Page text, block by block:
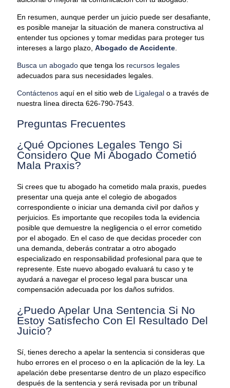
En resumen, aunque perder un juicio puede ser desafiante,
es posible manejar la situación de manera constructiva al
entender tus opciones y tomar medidas para proteger tus
intereses a largo plazo, Abogado de Accidente
Busca un abogado que tenga los recursos legales
adecuados para sus necesidades legales.
Contáctenos aquí en el sitio web de Ligalegal o a través de
nuestra línea directa 626-790-7543.
Preguntas Frecuentes
¿Qué Opciones Legales Tengo Si
Considero Que Mi Abogado Cometió
Mala Praxis?
Si crees que tu abogado ha cometido mala praxis, puedes
presentar una queja ante el colegio de abogados
correspondiente o iniciar una demanda civil por daños y
perjuicios. Es importante que recopiles toda la evidencia
posible que demuestre la negligencia o el error cometido
por el abogado. En el caso de que decidas proceder con
una demanda, deberás contratar a otro abogado
especializado en responsabilidad profesional para que te
represente. Este nuevo abogado evaluará tu caso y te
ayudará a navegar el proceso legal para buscar una
compensación adecuada por los daños sufridos.
¿Puedo Apelar Una Sentencia Si No
Estoy Satisfecho Con El Resultado Del
Juicio?
Sí, tienes derecho a apelar la sentencia si consideras que
hubo errores en el proceso o en la aplicación de la ley. La
apelación debe presentarse dentro de un plazo específico
después de la sentencia y será revisada por un tribunal